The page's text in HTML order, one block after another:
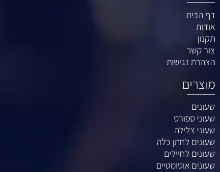
דף הבית
אודות
תקנון
צור קשר
הצהרת נגישות
מוצרים
שעונים
שעוני ספורט
שעוני צלילה
שעונים לחתן כלה
שעונים לחיילים
שעונים אוטומטיים